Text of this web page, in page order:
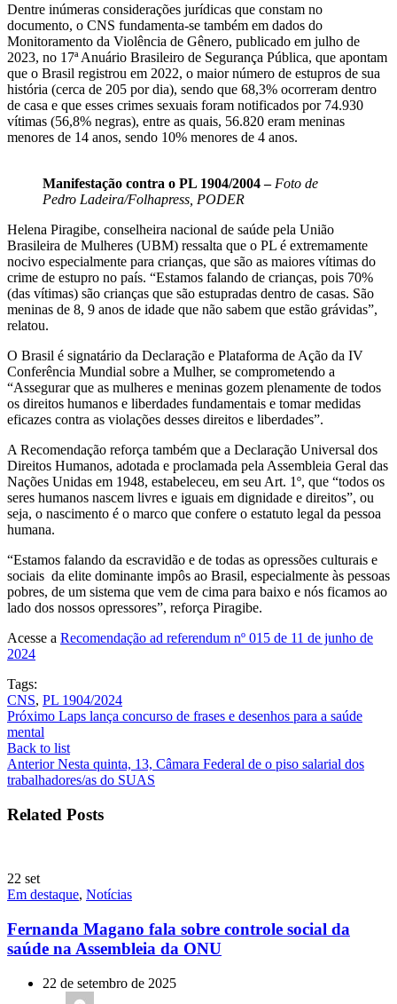
Dentre inúmeras considerações jurídicas que constam no
documento, o CNS fundamenta-se também em dados do
Monitoramento da Violência de Gênero, publicado em julho de
2023, no 17ª Anuário Brasileiro de Segurança Pública, que apontam
que o Brasil registrou em 2022, o maior número de estupros de sua
história (cerca de 205 por dia), sendo que 68,3% ocorreram dentro
de casa e que esses crimes sexuais foram notificados por 74.930
vítimas (56,8% negras), entre as quais, 56.820 eram meninas
menores de 14 anos, sendo 10% menores de 4 anos.
Manifestação contra o PL 1904/2004 – Foto de
Pedro Ladeira/Folhapress, PODER
Helena Piragibe, conselheira nacional de saúde pela União
Brasileira de Mulheres (UBM) ressalta que o PL é extremamente
nocivo especialmente para crianças, que são as maiores vítimas do
crime de estupro no país. “Estamos falando de crianças, pois 70%
(das vítimas) são crianças que são estupradas dentro de casas. São
meninas de 8, 9 anos de idade que não sabem que estão grávidas”,
relatou.
O Brasil é signatário da Declaração e Plataforma de Ação da IV
Conferência Mundial sobre a Mulher, se comprometendo a
“Assegurar que as mulheres e meninas gozem plenamente de todos
os direitos humanos e liberdades fundamentais e tomar medidas
eficazes contra as violações desses direitos e liberdades”.
A Recomendação reforça também que a Declaração Universal dos
Direitos Humanos, adotada e proclamada pela Assembleia Geral das
Nações Unidas em 1948, estabeleceu, em seu Art. 1º, que “todos os
seres humanos nascem livres e iguais em dignidade e direitos”, ou
seja, o nascimento é o marco que confere o estatuto legal da pessoa
humana.
“Estamos falando da escravidão e de todas as opressões culturais e
sociais da elite dominante impôs ao Brasil, especialmente às pessoas
pobres, de um sistema que vem de cima para baixo e nós ficamos ao
lado dos nossos opressores”, reforça Piragibe.
Acesse a Recomendação ad referendum nº 015 de 11 de junho de
2024
Tags:
CNS, PL 1904/2024
Próximo Laps lança concurso de frases e desenhos para a saúde
mental
Back to list
Anterior Nesta quinta, 13, Câmara Federal de o piso salarial dos
trabalhadores/as do SUAS
Related Posts
22 set
Em destaque, Notícias
Fernanda Magano fala sobre controle social da
saúde na Assembleia da ONU
22 de setembro de 2025